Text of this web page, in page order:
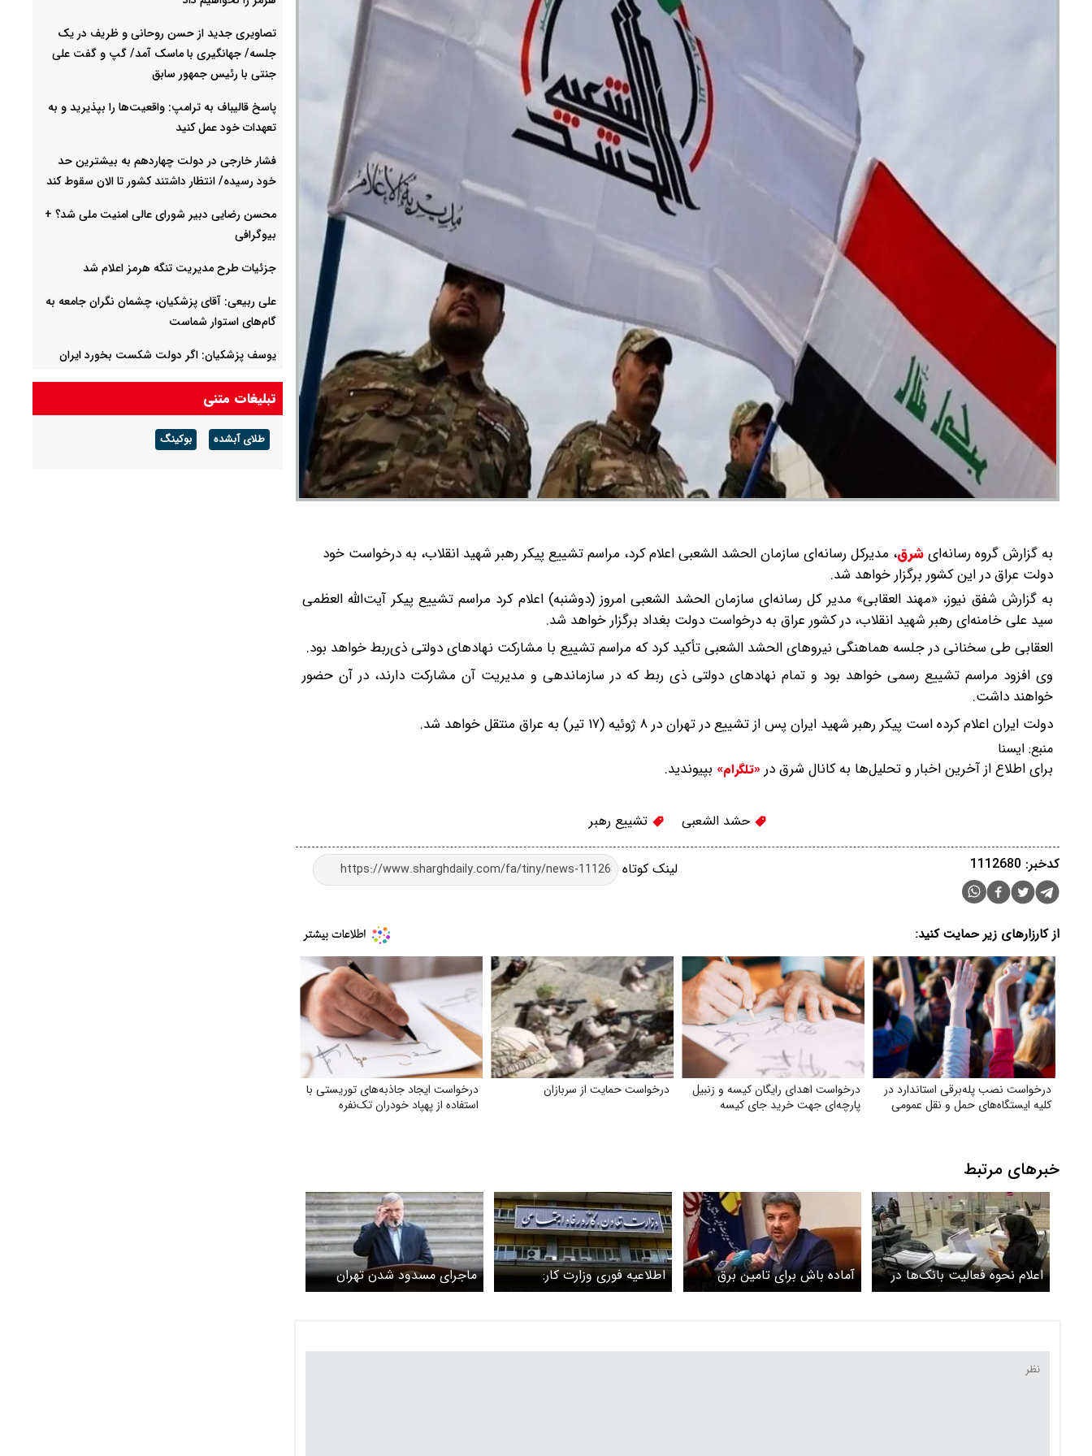
به گزارش گروه رسانه‌ایشرق، مدیرکل رسانه‌ای سازمان الحشد الشعبی اعلام کرد، مراسم تشییع پیکر رهبر شهید انقلاب، به درخواست خود
دولت عراق در این کشور برگزار خواهد شد.
به گزارش شفق نیوز، «مهند العقابی» مدیر کل رسانه‌ای سازمان الحشد الشعبی امروز (دوشنبه) اعلام کرد مراسم تشییع پیکر آیت‌الله العظمی
سید علی خامنه‌ای رهبر شهید انقلاب، در کشور عراق به درخواست دولت بغداد برگزار خواهد شد.
العقابی طی سخنانی در جلسه هماهنگی نیروهای الحشد الشعبی تأکید کرد که مراسم تشییع با مشارکت نهادهای دولتی ذی‌ربط خواهد بود.
وی افزود مراسم تشییع رسمی خواهد بود و تمام نهادهای دولتی ذی ربط که در سازماندهی و مدیریت آن مشارکت دارند، در آن حضور
خواهند داشت.
دولت ایران اعلام کرده است پیکر رهبر شهید ایران پس از تشییع در تهران در ۸ ژوئیه (۱۷ تیر) به عراق منتقل خواهد شد.
منبع: ایسنا
برای اطلاع از آخرین اخبار و تحلیل‌ها به کانال شرق در «تلگرام» بپیوندید.
حشد الشعبی تشییع رهبر
لینک کوتاه کدخبر: 1112680
از کارزارهای زیر حمایت کنید:
درخواست نصب پله‌برقی استاندارد در
کلیه ایستگاه‌های حمل‌ و نقل عمومی
درخواست اهدای رایگان کیسه و زنبیل
پارچه‌ای جهت خرید جای کیسه‌
درخواست حمایت از سربازان
درخواست ایجاد جاذبه‌های توریستی با
استفاده از پهپاد خودران تک‌نفره
خبرهای مرتبط
اعلام نحوه فعالیت بانک‌ها در
روزهای برگزاری مراسم تشییع
آماده باش برای تامین برق
هنگام تشییع پیکر رهبر شهید
اطلاعیه فوری وزارت کار:
تعطیلات هفته آینده شامل
ماجرای مسدود شدن تهران
برای روزهای تشییع پیکر رهبر
در ۴ حلقه اطراف مراسم تشییع
تصاویری جدید از حسن روحانی و ظریف در یک
جلسه/ جهانگیری با ماسک آمد/ گپ و گفت علی
جنتی با رئیس جمهور سابق
پاسخ قالیباف به ترامپ: واقعیت‌ها را بپذیرید و به
تعهدات خود عمل کنید
فشار خارجی در دولت چهاردهم به بیشترین حد
خود رسیده/ انتظار داشتند کشور تا الان سقوط کند
محسن رضایی دبیر شورای عالی امنیت ملی شد؟ +
بیوگرافی
جزئیات طرح مدیریت تنگه هرمز اعلام شد
علی ربیعی: آقای پزشکیان، چشمان نگران جامعه به
گام‌های استوار شماست
یوسف پزشکیان: اگر دولت شکست بخورد ایران
از جنگ هم پیچیده بود و جنگ هم آن را مضاعف‌
کرده است
پزشکیان: مشروطه نقطه عطف بیداری و
تبلیغات متنی
طلای آبشده بوکینگ